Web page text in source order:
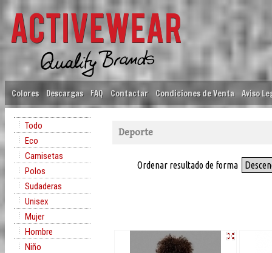
Colores Descargas FAQ Contactar Condiciones de Venta Aviso
Todo
Eco
Camisetas
Polos
Sudaderas
Unisex
Mujer
Hombre
Niño
Deporte
Ordenar resultado de forma